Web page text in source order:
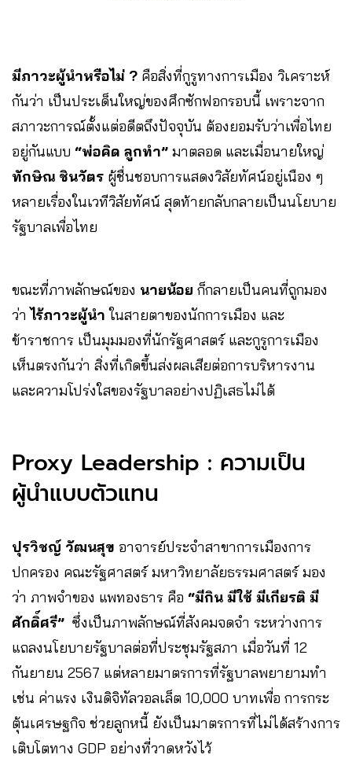
มีภาวะผู้นำหรือไม่ ? คือสิ่งที่กูรูทางการเมือง วิเคราะห์
กันว่า เป็นประเด็นใหญ่ของศึกซักฟอกรอบนี้ เพราะจาก
สภาวะการณ์ตั้งแต่อดีตถึงปัจจุบัน ต้องยอมรับว่าเพื่อไทย
อยู่กันแบบ “พ่อคิด ลูกทำ” มาตลอด และเมื่อนายใหญ่
ทักษิณ ชินวัตร ผู้ชื่นชอบการแสดงวิสัยทัศน์อยู่เนือง ๆ
หลายเรื่องในเวทีวิสัยทัศน์ สุดท้ายกลับกลายเป็นนโยบาย
รัฐบาลเพื่อไทย
ขณะที่ภาพลักษณ์ของ นายน้อย ก็กลายเป็นคนที่ถูกมอง
ว่าไร้ภาวะผู้นำ ในสายตาของนักการเมือง และ
ข้าราชการ เป็นมุมมองที่นักรัฐศาสตร์ และกูรูการเมือง
เห็นตรงกันว่า สิ่งที่เกิดขึ้นส่งผลเสียต่อการบริหารงาน
และความโปร่งใสของรัฐบาลอย่างปฏิเสธไม่ได้
Proxy Leadership : ความเป็น
ผู้นำแบบตัวแทน
ปุรวิชญ์ วัฒนสุข อาจารย์ประจำสาขาการเมืองการ
ปกครอง คณะรัฐศาสตร์ มหาวิทยาลัยธรรมศาสตร์ มอง
ว่า ภาพจำของ แพทองธาร คือ “มีกิน มีใช้ มีเกียรติ มี
ศักดิ์ศรี” ซึ่งเป็นภาพลักษณ์ที่สังคมจดจำ ระหว่างการ
แถลงนโยบายรัฐบาลต่อที่ประชุมรัฐสภา เมื่อวันที่ 12
กันยายน 2567 แต่หลายมาตรการที่รัฐบาลพยายามทำ
เช่น ค่าแรง เงินดิจิทัลวอลเล็ต 10,000 บาทเพื่อ การกระ
ตุ้นเศรษฐกิจ ช่วยลูกหนี้ ยังเป็นมาตรการที่ไม่ได้สร้างการ
เติบโตทาง GDP อย่างที่วาดหวังไว้